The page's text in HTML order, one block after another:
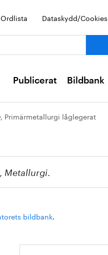
Ordlista Dataskydd/Cookies
Publicerat Bildbank
Primärmetallurgi låglegerat
Metallurgi
bildbank.